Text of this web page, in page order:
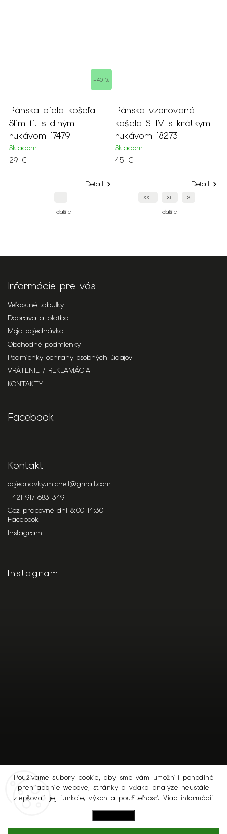
Používame súbory cookie, aby sme vám umožnili pohodlné
prehliadanie webovej stránky a vďaka analýze neustále
zlepšovali jej funkcie, výkon a použiteľnosť.Viac informácií
–40 %
Pánska biela košeľa
Slim fit s dlhým
rukávom 17479
Skladom
29 €
Detail
L
+ ďalšie
Pánska vzorovaná
košela SLIM s krátkym
rukávom 18273
Skladom
45 €
Detail
XXL XL S
+ ďalšie
Informácie pre vás
Veľkostné tabuľky
Doprava a platba
Moja objednávka
Obchodné podmienky
Podmienky ochrany osobných údajov
VRÁTENIE / REKLAMÁCIA
KONTAKTY
Facebook
Kontakt
objednavky.michell@gmail.com
+421 917 683 349
Cez pracovné dni 8:00-14:30
Facebook
Instagram
Instagram
Sledovať na Instagrame
Copyright 2026MICHELL.SK. Všetky práva vyhradené.